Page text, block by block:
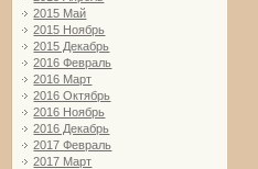
2015 Май
2015 Ноябрь
2015 Декабрь
2016 Февраль
2016 Март
2016 Октябрь
2016 Ноябрь
2016 Декабрь
2017 Февраль
2017 Март